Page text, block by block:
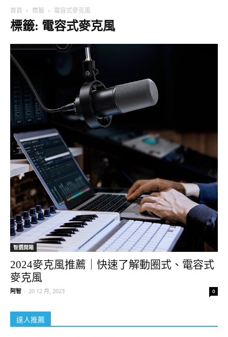
首頁 標籤 電容式麥克風
標籤: 電容式麥克風
智選開箱
2024麥克風推薦｜快速了解動圈式、電容式
麥克風
阿智 - 20 12 月, 2023 0
達人推薦